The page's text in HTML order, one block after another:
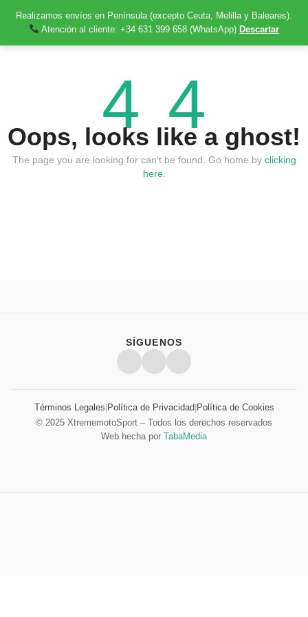
4 4
Oops, looks like a ghost!
The page you are looking for can't be found. Go home by clicking
here.
SÍGUENOS
Términos Legales Política de Privacidad| Política de Cookies
© 2025 XtrememotoSport – Todos los derechos reservados
Web hecha por TabaMedia
Realizamos envíos en Península (excepto Ceuta, Melilla y Baleares).
Atención al cliente: +34 631 399 658 (WhatsApp) Descartar